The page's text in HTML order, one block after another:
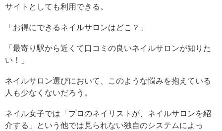
サイトとしても利用できる。
「お得にできるネイルサロンはどこ？」
「最寄り駅から近くて口コミの良いネイルサロンが知りた
い！」
ネイルサロン選びにおいて、このような悩みを抱えている
人も少なくないだろう。
ネイル女子では「プロのネイリストが、ネイルサロンを紹
介する」という他では見られない独自のシステムによっ